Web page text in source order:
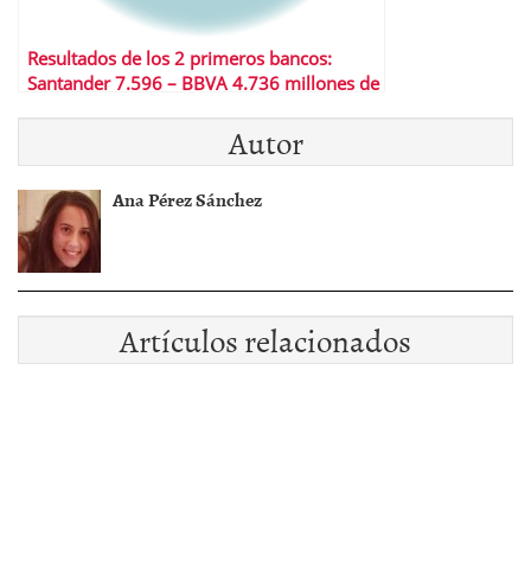
Resultados de los 2 primeros bancos:
Santander 7.596 – BBVA 4.736 millones de
Autor
Ana Pérez Sánchez
Artículos relacionados